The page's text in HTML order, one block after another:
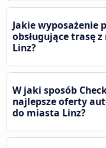
Jakie wyposażenie
obsługujące trasę
Linz?
W jaki sposób
najlepsze oferty
do miasta Linz?